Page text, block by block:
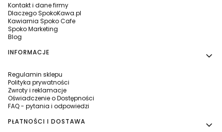
Kontakt i dane firmy
Dlaczego SpokoKawa.pl
Kawiarnia Spoko Cafe
Spoko Marketing
Blog
INFORMACJE
Regulamin sklepu
Polityka prywatności
Zwroty i reklamacje
Oświadczenie o Dostępności
FAQ - pytania i odpowiedzi
PŁATNOŚCI I DOSTAWA